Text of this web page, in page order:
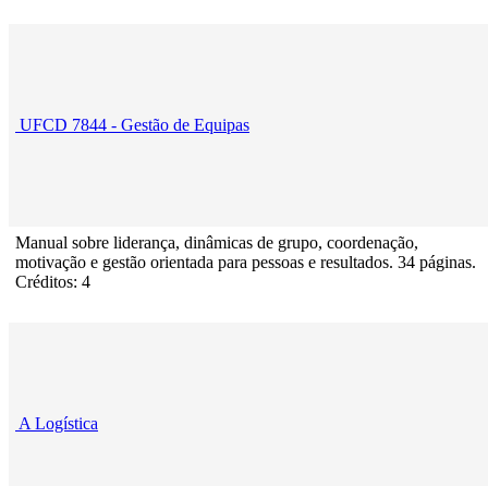
UFCD 7844 - Gestão de Equipas
Manual sobre liderança, dinâmicas de grupo, coordenação,
motivação e gestão orientada para pessoas e resultados. 34 páginas.
Créditos: 4
A Logística